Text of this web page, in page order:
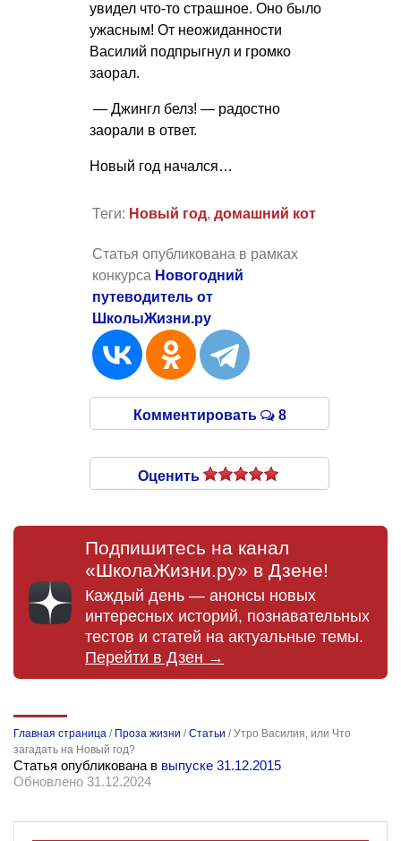
увидел что-то страшное. Оно было
ужасным! От неожиданности
Василий подпрыгнул и громко
заорал.
— Джингл белз! — радостно
заорали в ответ.
Новый год начался…
Теги: Новый год, домашний кот
Статья опубликована в рамках
конкурса Новогодний
путеводитель от
ШколыЖизни.ру
Комментировать 8
Оценить
Подпишитесь на канал
«ШколаЖизни.ру» в Дзене!
Каждый день — анонсы новых
интересных историй, познавательных
тестов и статей на актуальные темы.
Перейти в Дзен →
Главная страница / Проза жизни /Статьи /Утро Василия, или Что
загадать на Новый год?
Статья опубликована в выпуске 31.12.2015
Обновлено 31.12.2024